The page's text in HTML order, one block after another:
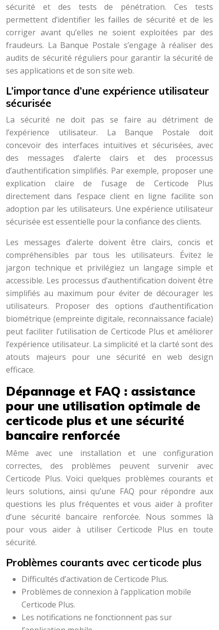
sécurité et des tests de pénétration. Ces tests
permettent d’identifier les failles de sécurité et de les
corriger avant qu’elles ne soient exploitées par des
fraudeurs. La Banque Postale s’engage à réaliser des
audits de sécurité réguliers pour garantir la sécurité de
ses applications et de son site web.
L’importance d’une expérience utilisateur
sécurisée
La sécurité ne doit pas se faire au détriment de
l’expérience utilisateur. La Banque Postale doit
concevoir des interfaces intuitives et sécurisées, avec
des messages d’alerte clairs et des processus
d’authentification simplifiés. Par exemple, proposer une
explication claire de l’usage de Certicode Plus
directement dans l’espace client en ligne facilite son
adoption par les utilisateurs. Une expérience utilisateur
sécurisée est essentielle pour la confiance des clients.
Les messages d’alerte doivent être clairs, concis et
compréhensibles par tous les utilisateurs. Évitez le
jargon technique et privilégiez un langage simple et
accessible. Les processus d’authentification doivent être
simplifiés au maximum pour éviter de décourager les
utilisateurs. Proposer des options d’authentification
biométrique (empreinte digitale, reconnaissance faciale)
peut faciliter l’utilisation de Certicode Plus et améliorer
l’expérience utilisateur. La simplicité et la clarté sont des
atouts majeurs pour une sécurité en web design
efficace.
Dépannage et FAQ : assistance
pour une utilisation optimale de
certicode plus et une sécurité
bancaire renforcée
Même avec une installation et une configuration
correctes, des problèmes peuvent survenir avec
Certicode Plus. Voici quelques problèmes courants et
leurs solutions, ainsi qu’une FAQ pour répondre aux
questions les plus fréquentes et vous aider à profiter
d’une sécurité bancaire renforcée. Nous sommes là
pour vous aider à utiliser Certicode Plus en toute
sécurité.
Problèmes courants avec certicode plus
Difficultés d’activation de Certicode Plus.
Problèmes de connexion à l’application mobile
Certicode Plus.
Les notifications ne fonctionnent pas sur